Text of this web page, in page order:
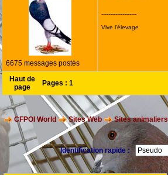
6675 messages postés
--------------------
Vive l'élevage
Haut de
page
Pages : 1
CFPOI World Sites Web Sites animaliers
Identification rapide :